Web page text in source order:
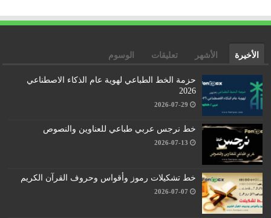
الأخيرة الأشهر تعليقات الوسوم
حزمة الخط الطباعي لهوية عام الذكاء الاصطناعي
2026
2026-07-29
خط نرجس عربي طباعي للعناوين والنصوص
2026-07-13
خط تشكيلات رموز وأقواس وحروف القرآن الكريم
2026-07-07